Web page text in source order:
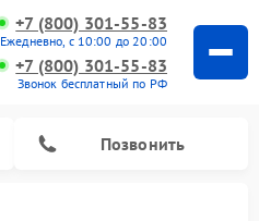
+7 (800) 301-55-83
Ежедневно, с 10:00 до 20:00
+7 (800) 301-55-83
Звонок бесплатный по РФ
Позвонить